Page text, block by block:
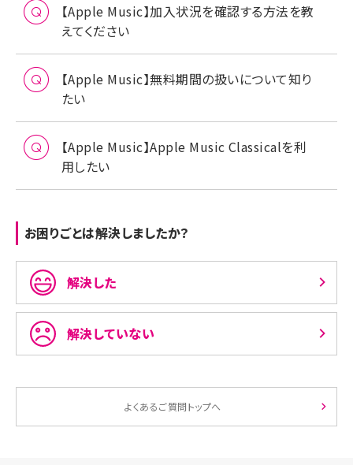
【Apple Music】加入状況を確認する方法を教
えてください
【Apple Music】無料期間の扱いについて知り
たい
【Apple Music】Apple Music Classicalを利
用したい
お困りごとは解決しましたか？
解決した
解決していない
よくあるご質問トップへ